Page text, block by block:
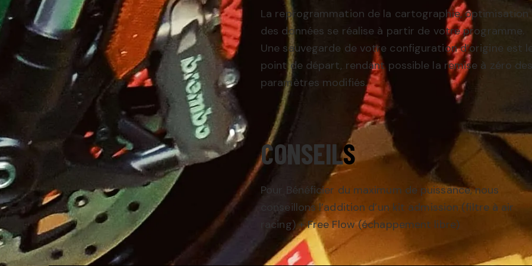
La reprogrammation de la cartographie, optimisation
des données se réalise à partir de votre programme.
Une sauvegarde de votre configuration d’origine est
point de départ, rendant possible la remise à zéro
paramètres modifiés.
CONSEILS
Pour Bénéficier du maximum de puissance, nous
conseillons l’addition d’un kit admission (filtre à air
racing) + Free Flow (échappement libre)